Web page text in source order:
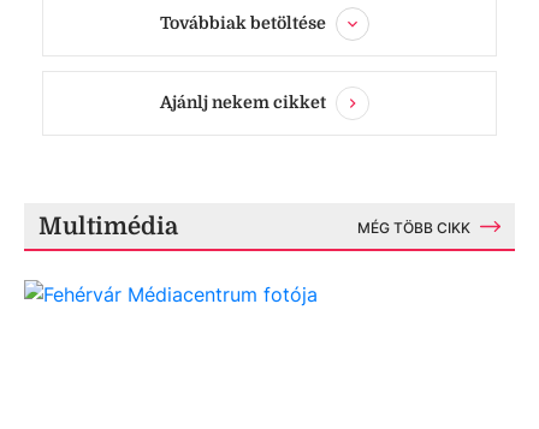
Továbbiak betöltése
Ajánlj nekem cikket
Multimédia MÉG TÖBB CIKK